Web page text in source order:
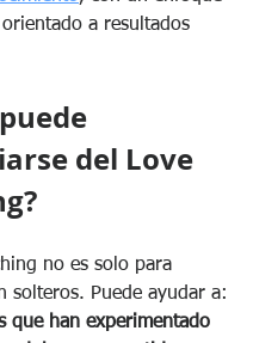
a resultados
del Love
no es solo para
solteros. Puede ayudar a:
que han experimentado